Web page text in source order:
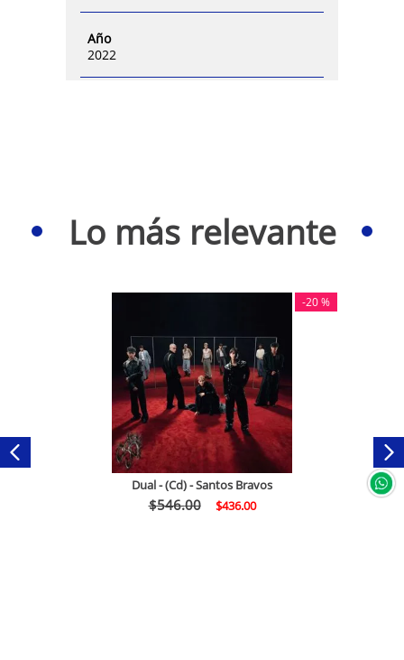
Año
2022
Lo más relevante
-20 %
Dual - (Cd) - Santos Bravos
$546.00 $436.00